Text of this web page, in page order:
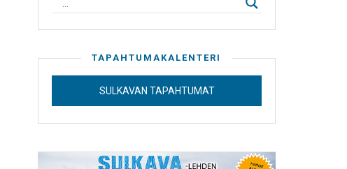
TAPAHTUMAKALENTERI
SULKAVAN TAPAHTUMAT